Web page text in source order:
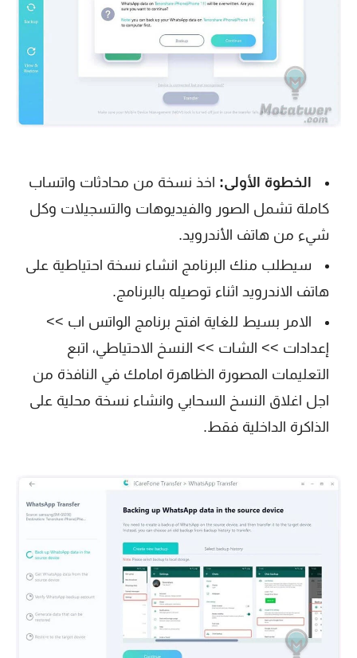
الخطوة الأولى: اخذ نسخة من محادثات واتساب
كاملة تشمل الصور والفيديوهات والتسجيلات وكل
شيء من هاتف الأندرويد.
سيطلب منك البرنامج انشاء نسخة احتياطية على
هاتف الاندرويد اثناء توصيله بالبرنامج.
الامر بسيط للغاية افتح برنامج الواتس اب >>
إعدادات >> الشات >> النسخ الاحتياطي، اتبع
التعليمات المصورة الظاهرة امامك في النافذة من
اجل اغلاق النسخ السحابي وانشاء نسخة محلية على
الذاكرة الداخلية فقط.